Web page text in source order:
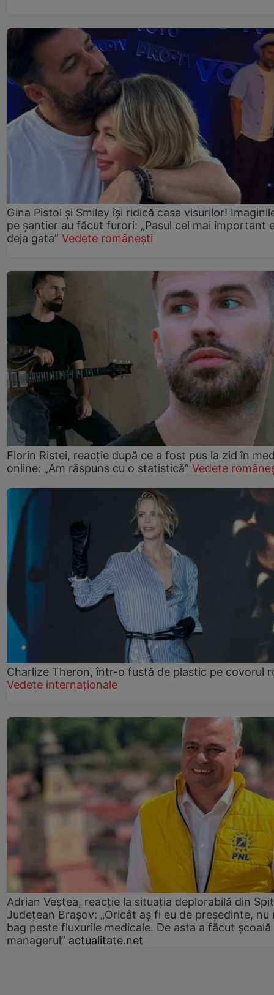
Gina Pistol și Smiley își ridică casa visurilor!
pe șantier au făcut furori: „Pasul cel mai important
deja gata” Vedete românești
Florin Ristei, reacție după ce a fost pus la zid în
online: „Am răspuns cu o statistică” Vedete
Charlize Theron, într-o fustă de plastic pe covorul
Vedete internaționale
Adrian Veștea, reacție la situația deplorabilă din
Județean Brașov: „Oricât aș fi eu de președinte, nu
bag peste fluxurile medicale. De asta a făcut școală
managerul” actualitate.net